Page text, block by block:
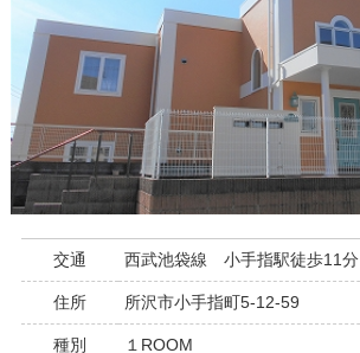
交通 西武池袋線 小手指駅徒歩11分
住所 所沢市小手指町5-12-59
種別 １ROOM